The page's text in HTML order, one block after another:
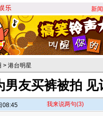
新闻
> 港台明星
男友买裤被拍
08:45 我来说两句(3)